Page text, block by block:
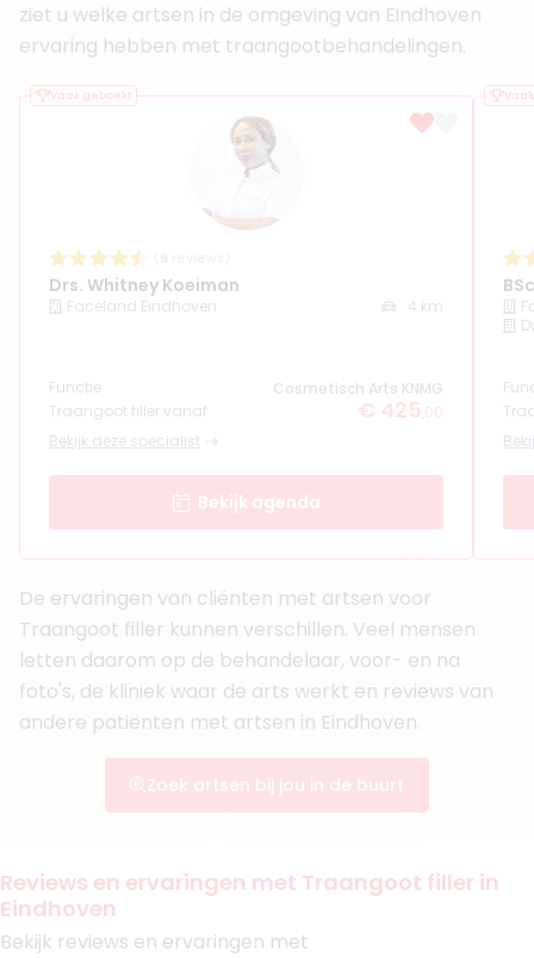
Boek consult
reviews)
4. Drs. Chiara Jans
:1-01406-54
Aantal jaar ervaring
Klinieken
Boek consult
reviews)
5. BSc. Liza van Duijnhoven
BIG-nummer:59929603330
Functie Verpleegkundige
Aantal jaar ervaring
2 jaar
Klinieken
Aurea Clinics
Faceland Den Bosch
+ 2 meer
6. BSc. Maité Mettepenningen
BIG-nummer
Functie Verpleegkundige
ziet u welke artsen in de omgeving van Eindhoven
ervaring hebben met traangootbehandelingen.
Vaak geboekt
Drs. Whitney Koeiman
Faceland Eindhoven 4 km
Functie
Cosmetisch Arts KNMG
Traangoot filler vanaf
€ 425 ,00
Bekijk deze specialist
Bekijk agenda
De ervaringen van cliënten met artsen voor
Traangoot filler kunnen verschillen. Veel mensen
letten daarom op de behandelaar, voor- en na
foto's, de kliniek waar de arts werkt en reviews van
andere patiënten met artsen in Eindhoven.
Zoek artsen bij jou in de buurt
Reviews en ervaringen met Traangoot filler in
Eindhoven
Bekijk reviews en ervaringen met